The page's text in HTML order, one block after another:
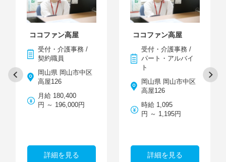
ココファン高屋
受付・介護事務 /
契約職員
岡山県 岡山市中区
高屋126
月給 180,400
円 ～ 196,000円
詳細を見る
ココファン高屋
受付・介護事務 /
パート・アルバイ
ト
岡山県 岡山市中区
高屋126
時給 1,095
円 ～ 1,195円
詳細を見る